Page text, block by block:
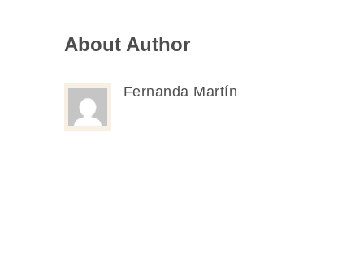
About Author
Fernanda Martín